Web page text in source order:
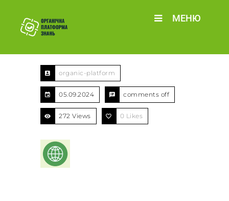
МЕНЮ
organic-platform
05.09.2024 comments off
272 Views 0 Likes